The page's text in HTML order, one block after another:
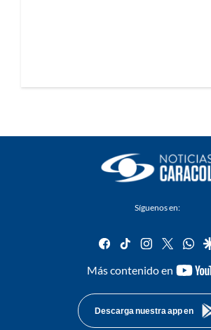
Síguenos en:
facebook
tiktok instagram
twitter
Más contenido en
Descarga nuestra app en